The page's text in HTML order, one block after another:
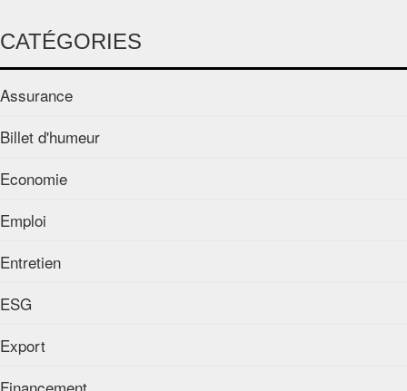
CATÉGORIES
Assurance
Billet d'humeur
Economie
Emploi
Entretien
ESG
Export